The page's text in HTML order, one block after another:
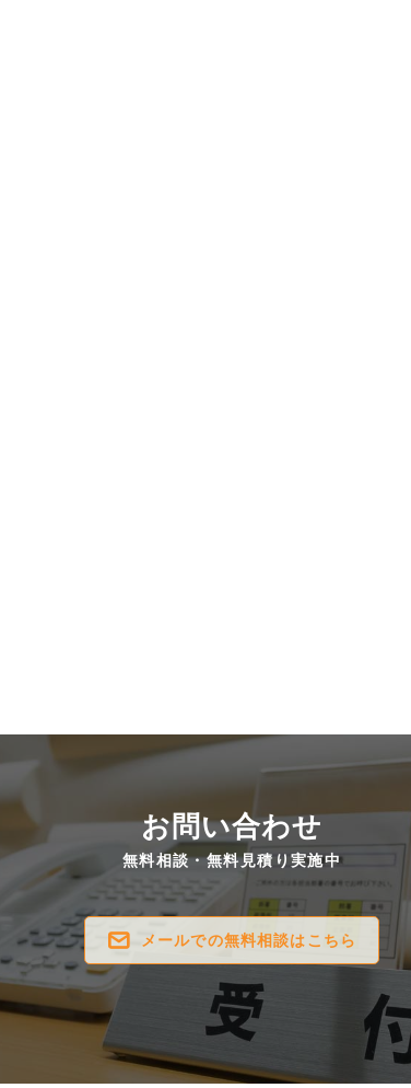
お問い合わせ
無料相談・無料見積り実施中
メールでの無料相談はこちら